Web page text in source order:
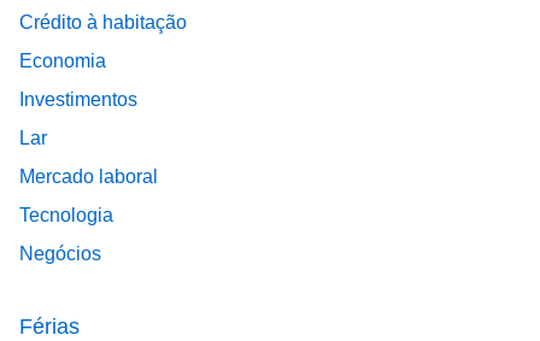
Crédito à habitação
Economia
Investimentos
Lar
Mercado laboral
Tecnologia
Negócios
Férias